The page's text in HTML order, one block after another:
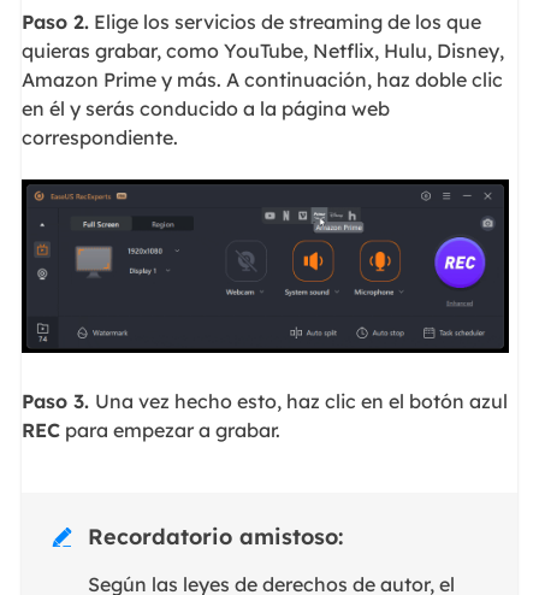
Paso 2.Elige los servicios de streaming de los que
quieras grabar, como YouTube, Netflix, Hulu, Disney,
Amazon Prime y más. A continuación, haz doble clic
en él y serás conducido a la página web
correspondiente.
Paso 3. Una vez hecho esto, haz clic en el botón azul
RECpara empezar a grabar.
 Recordatorio amistoso:
Según las leyes de derechos de autor, el